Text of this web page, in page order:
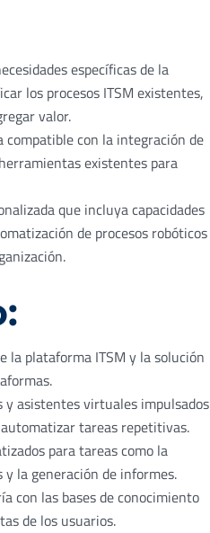
específicas de la
los procesos ITSM existentes,
valor.
compatible con la integración de
existentes para
que incluya capacidades
de procesos robóticos
la plataforma ITSM y la solución
asistentes virtuales impulsados
tareas repetitivas.
para tareas como la
la generación de informes.
con las bases de conocimiento
de los usuarios.